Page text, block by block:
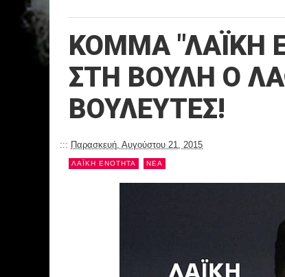
ΚΟΜΜΑ "ΛΑΪΚΗ
ΣΤΗ ΒΟΥΛΗ Ο
ΒΟΥΛΕΥΤΕΣ!
::: Παρασκευή, Αυγούστου 21, 2015
ΛΑΪΚΗ ΕΝΟΤΗΤΑ NEA